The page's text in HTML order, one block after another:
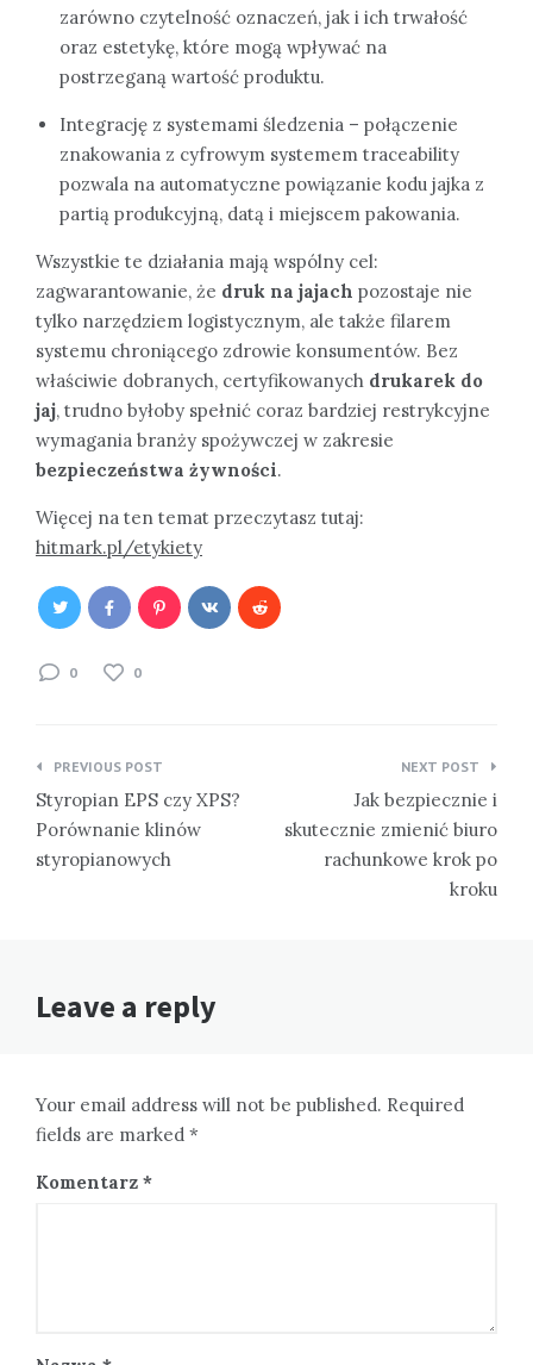
zarówno czytelność oznaczeń, jak i ich trwałość
oraz estetykę, które mogą wpływać na
postrzeganą wartość produktu.
Integrację z systemami śledzenia – połączenie
znakowania z cyfrowym systemem traceability
pozwala na automatyczne powiązanie kodu jajka z
partią produkcyjną, datą i miejscem pakowania.
Wszystkie te działania mają wspólny cel:
zagwarantowanie, że druk na jajach pozostaje nie
tylko narzędziem logistycznym, ale także filarem
systemu chroniącego zdrowie konsumentów. Bez
właściwie dobranych, certyfikowanych drukarek do
jaj, trudno byłoby spełnić coraz bardziej restrykcyjne
wymagania branży spożywczej w zakresie
bezpieczeństwa żywności.
Więcej na ten temat przeczytasz tutaj:
hitmark.pl/etykiety
0 0
Nawigacja
wpisu
PREVIOUS POST
Styropian EPS czy XPS?
Porównanie klinów
styropianowych
NEXT POST
Jak bezpiecznie i
skutecznie zmienić biuro
rachunkowe krok po
kroku
Leave a reply
Your email address will not be published. Required
fields are marked *
Komentarz *